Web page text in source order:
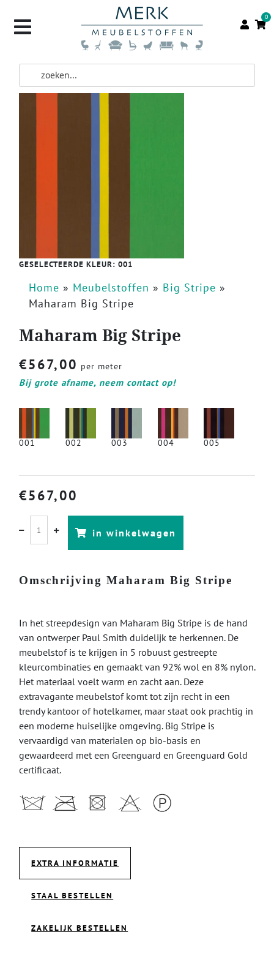
0
GESELECTEERDE KLEUR: 001
Home » Meubelstoffen » Big Stripe »
Maharam Big Stripe
Maharam Big Stripe
€567,00 per meter
Bij grote afname, neem contact op!
001 002 003 004 005
€567,00
in winkelwagen
Omschrijving Maharam Big Stripe
In het streepdesign van Maharam Big Stripe is de hand
van ontwerper Paul Smith duidelijk te herkennen. De
meubelstof is te krijgen in 5 robuust gestreepte
kleurcombinaties en gemaakt van 92% wol en 8% nylon.
Het materiaal voelt warm en zacht aan. Deze
extravagante meubelstof komt tot zijn recht in een
trendy kantoor of hotelkamer, maar staat ook prachtig in
een moderne huiselijke omgeving. Big Stripe is
vervaardigd van materialen op bio-basis en
gewaardeerd met een Greenguard en Greenguard Gold
certificaat.
EXTRA INFORMATIE
STAAL BESTELLEN
ZAKELIJK BESTELLEN